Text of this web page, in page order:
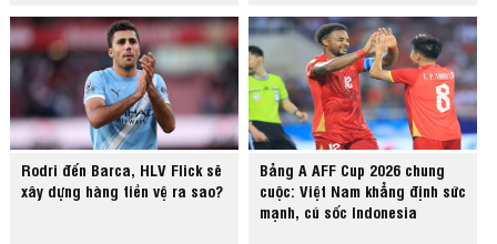
Rodri đến Barca, HLV Flick sẽ
xây dựng hàng tiền vệ ra sao?
Bảng A AFF Cup 2026 chung
cuộc: Việt Nam khẳng định sức
mạnh, cú sốc Indonesia